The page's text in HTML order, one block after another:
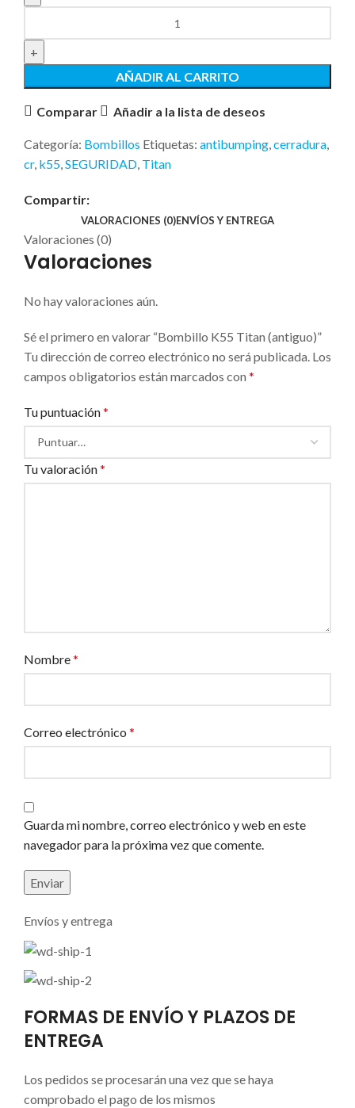
AÑADIR AL CARRITO
Comparar Añadir a la lista de deseos
Categoría: Bombillos Etiquetas: antibumping,cerradura,
cr, k55,SEGURIDAD, Titan
Compartir:
VALORACIONES (0)ENVÍOS Y ENTREGA
Valoraciones (0)
Valoraciones
No hay valoraciones aún.
Sé el primero en valorar “Bombillo K55 Titan (antiguo)”
Tu dirección de correo electrónico no será publicada. Los
campos obligatorios están marcados con *
Tu puntuación*
Tu valoración*
Nombre*
Correo electrónico *
Guarda mi nombre, correo electrónico y web en este
navegador para la próxima vez que comente.
Envíos y entrega
FORMAS DE ENVÍO Y PLAZOS DE
ENTREGA
Los pedidos se procesarán una vez que se haya
comprobado el pago de los mismos